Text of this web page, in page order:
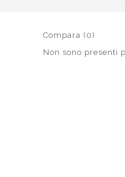
Compara (0)
Non sono presenti